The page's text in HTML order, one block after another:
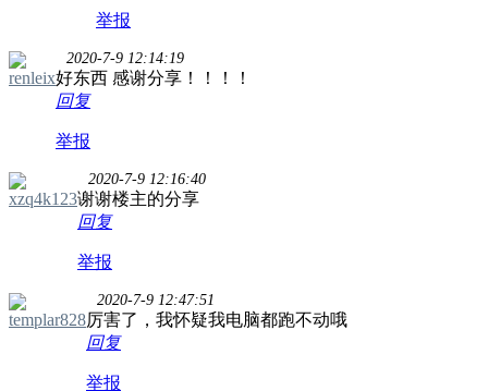
举报
renleix
2020-7-9 12:14:19
好东西 感谢分享！！！！
回复
举报
xzq4k123
2020-7-9 12:16:40
谢谢楼主的分享
回复
举报
templar828
2020-7-9 12:47:51
厉害了，我怀疑我电脑都跑不动哦
回复
举报